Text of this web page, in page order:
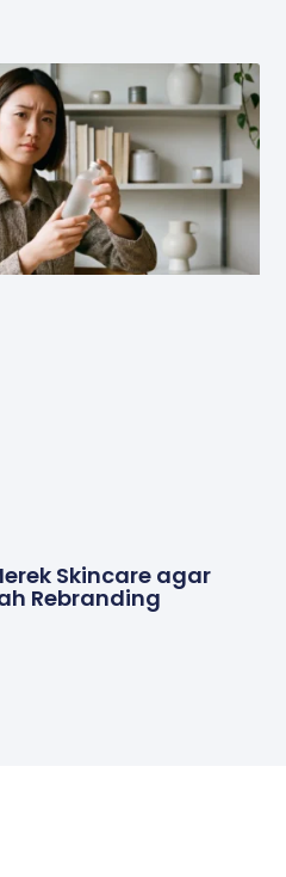
Skincare agar
Rebranding